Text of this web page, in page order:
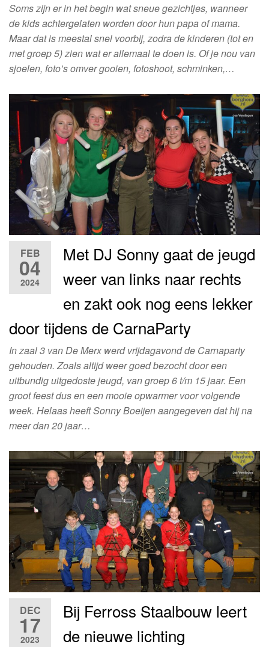
Soms zijn er in het begin wat sneue gezichtjes, wanneer
de kids achtergelaten worden door hun papa of mama.
Maar dat is meestal snel voorbij, zodra de kinderen (tot en
met groep 5) zien wat er allemaal te doen is. Of je nou van
sjoelen, foto’s omver gooien, fotoshoot, schminken,…
FEB
04
2024
Met DJ Sonny gaat de jeugd
weer van links naar rechts
en zakt ook nog eens lekker
door tijdens de CarnaParty
In zaal 3 van De Merx werd vrijdagavond de Carnaparty
gehouden. Zoals altijd weer goed bezocht door een
uitbundig uitgedoste jeugd, van groep 6 t/m 15 jaar. Een
groot feest dus en een mooie opwarmer voor volgende
week. Helaas heeft Sonny Boeijen aangegeven dat hij na
meer dan 20 jaar…
DEC
17
2023
Bij Ferross Staalbouw leert
de nieuwe lichting